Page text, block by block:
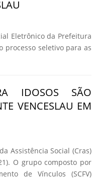
Eletrônico da Prefeitura
processo seletivo para as
IDOSOS SÃO
VENCESLAU EM
Assistência Social (Cras)
O grupo composto por
de Vínculos (SCFV)